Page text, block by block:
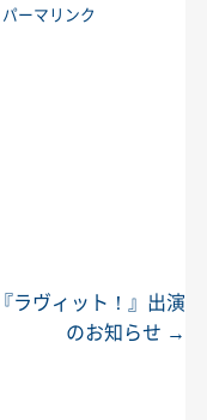
パーマリンク
ラヴィット！』出演
のお知らせ →